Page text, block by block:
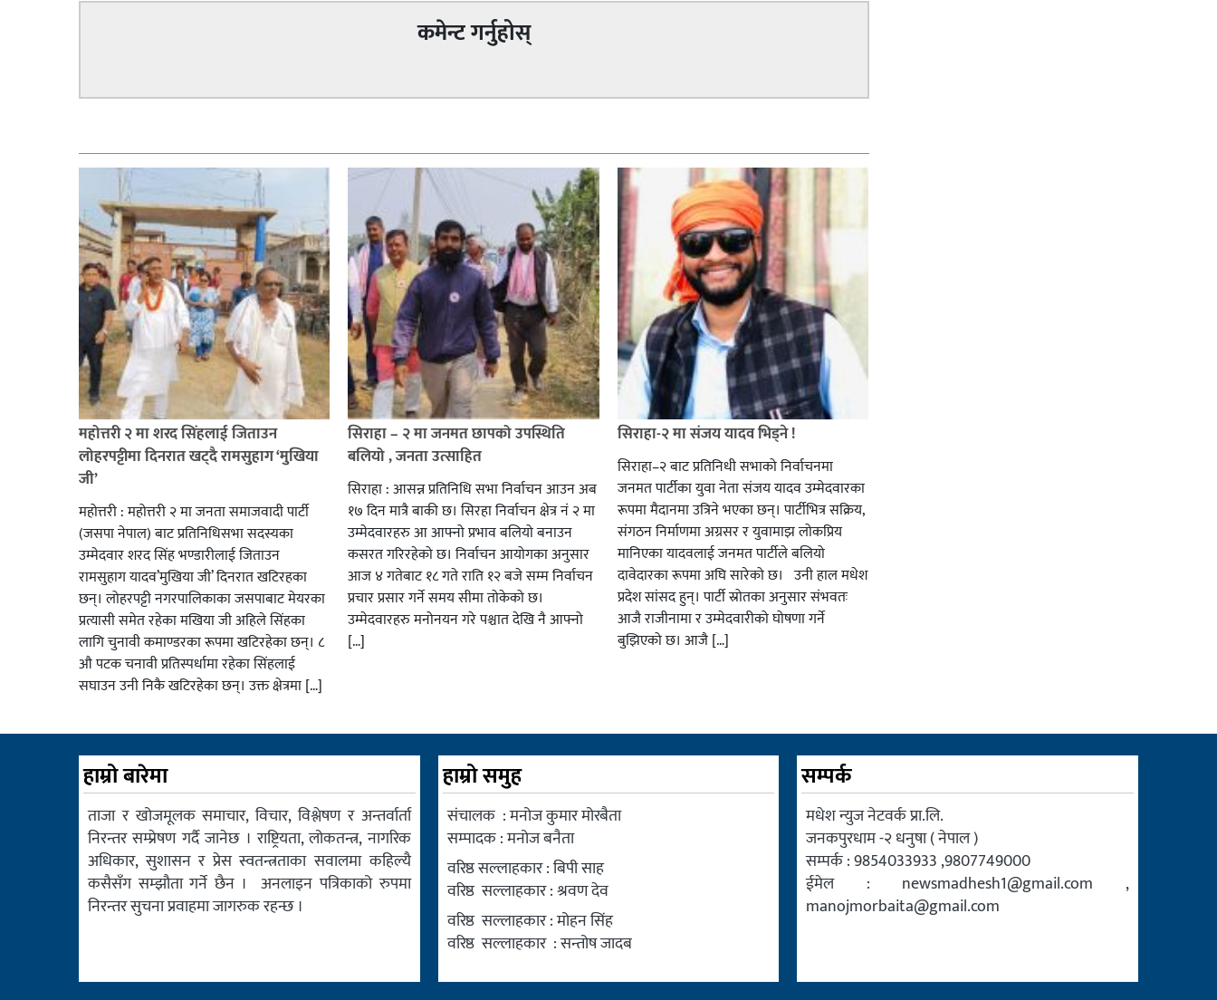
कमेन्ट गर्नुहोस्
महोत्तरी २ मा शरद सिंहलाई जिताउन
लोहरपट्टीमा दिनरात खट्दै रामसुहाग ‘मुखिया
जी’
महोत्तरी : महोत्तरी २ मा जनता समाजवादी पार्टी
(जसपा नेपाल) बाट प्रतिनिधिसभा सदस्यका
उम्मेदवार शरद सिंह भण्डारीलाई जिताउन
रामसुहाग यादव’मुखिया जी’ दिनरात खटिरहका
छन्। लोहरपट्टी नगरपालिकाका जसपाबाट मेयरका
प्रत्यासी समेत रहेका मखिया जी अहिले सिंहका
लागि चुनावी कमाण्डरका रूपमा खटिरहेका छन्। ८
औ पटक चनावी प्रतिस्पर्धामा रहेका सिंहलाई
सघाउन उनी निकै खटिरहेका छन्। उक्त क्षेत्रमा […]
सिराहा – २ मा जनमत छापको उपस्थिति
बलियो , जनता उत्साहित
सिराहा : आसन्न प्रतिनिधि सभा निर्वाचन आउन अब
१७ दिन मात्रै बाकी छ। सिरहा निर्वाचन क्षेत्र नं २ मा
उम्मेदवारहरु आ आफ्नो प्रभाव बलियो बनाउन
कसरत गरिरहेको छ। निर्वाचन आयोगका अनुसार
आज ४ गतेबाट १८ गते राति १२ बजे सम्म निर्वाचन
प्रचार प्रसार गर्ने समय सीमा तोकेको छ।
उम्मेदवारहरु मनोनयन गरे पश्चात देखि नै आफ्नो
[…]
सिराहा-२ मा संजय यादव भिड्ने !
सिराहा–२ बाट प्रतिनिधी सभाको निर्वाचनमा
जनमत पार्टीका युवा नेता संजय यादव उम्मेदवारका
रूपमा मैदानमा उत्रिने भएका छन्। पार्टीभित्र सक्रिय,
संगठन निर्माणमा अग्रसर र युवामाझ लोकप्रिय
मानिएका यादवलाई जनमत पार्टीले बलियो
दावेदारका रूपमा अघि सारेको छ। उनी हाल मधेश
प्रदेश सांसद हुन्। पार्टी स्रोतका अनुसार संभवतः
आजै राजीनामा र उम्मेदवारीको घोषणा गर्ने
बुझिएको छ। आजै […]
हाम्रो बारेमा
ताजा र खोजमूलक समाचार, विचार, विश्लेषण र अन्तर्वार्ता
निरन्तर सम्प्रेषण गर्दै जानेछ । राष्ट्रियता, लोकतन्त्र, नागरिक
अधिकार, सुशासन र प्रेस स्वतन्त्रताका सवालमा कहिल्यै
कसैसँग सम्झौता गर्ने छैन । अनलाइन पत्रिकाको रुपमा
निरन्तर सुचना प्रवाहमा जागरुक रहन्छ ।
हाम्रो समुह
संचालक : मनोज कुमार मोरबैता
सम्पादक : मनोज बनैता
वरिष्ठ सल्लाहकार : बिपी साह
वरिष्ठ सल्लाहकार : श्रवण देव
वरिष्ठ सल्लाहकार : मोहन सिंह
वरिष्ठ सल्लाहकार : सन्तोष जादब
सम्पर्क
मधेश न्युज नेटवर्क प्रा.लि.
जनकपुरधाम -२ धनुषा ( नेपाल )
सम्पर्क : 9854033933 ,9807749000
ईमेल : newsmadhesh1@gmail.com ,
manojmorbaita@gmail.com